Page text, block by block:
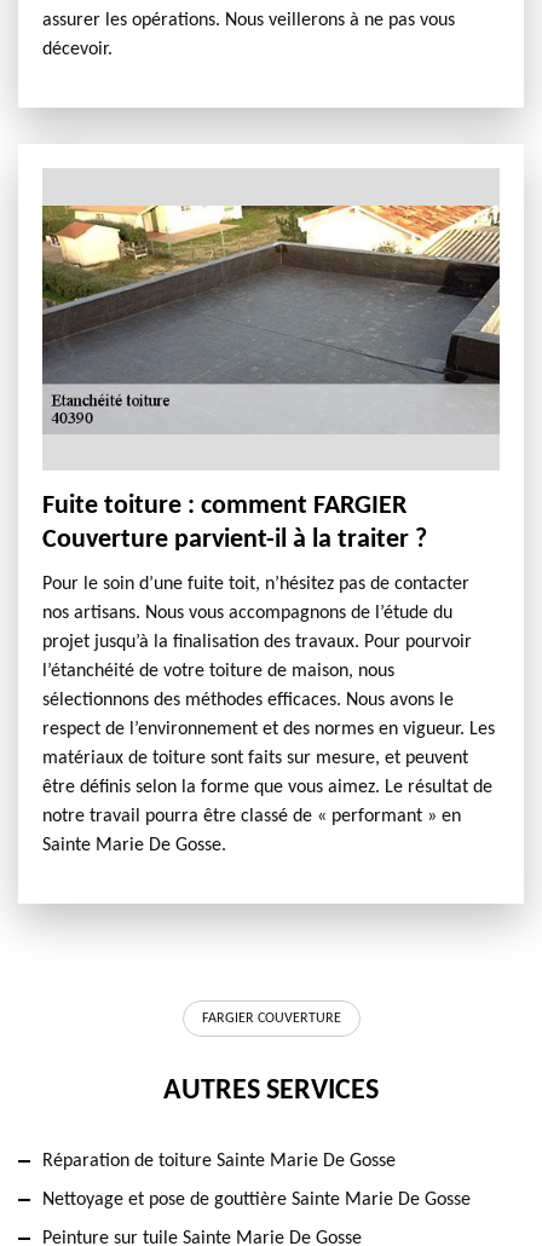
assurer les opérations. Nous veillerons à ne pas vous
décevoir.
Fuite toiture : comment FARGIER
Couverture parvient-il à la traiter ?
Pour le soin d’une fuite toit, n’hésitez pas de contacter
nos artisans. Nous vous accompagnons de l’étude du
projet jusqu’à la finalisation des travaux. Pour pourvoir
l’étanchéité de votre toiture de maison, nous
sélectionnons des méthodes efficaces. Nous avons le
respect de l’environnement et des normes en vigueur. Les
matériaux de toiture sont faits sur mesure, et peuvent
être définis selon la forme que vous aimez. Le résultat de
notre travail pourra être classé de « performant » en
Sainte Marie De Gosse.
FARGIER COUVERTURE
AUTRES SERVICES
Réparation de toiture Sainte Marie De Gosse
Nettoyage et pose de gouttière Sainte Marie De Gosse
Peinture sur tuile Sainte Marie De Gosse